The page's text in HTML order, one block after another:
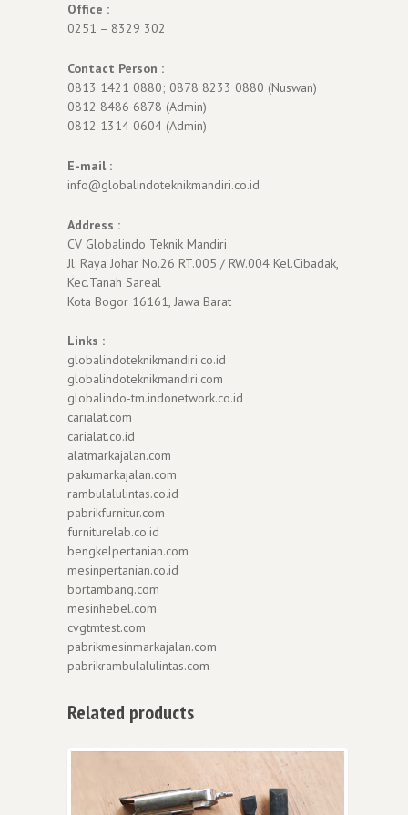
Office :
0251 – 8329 302
Contact Person :
0813 1421 0880; 0878 8233 0880 (Nuswan)
0812 8486 6878 (Admin)
0812 1314 0604 (Admin)
E-mail :
info@globalindoteknikmandiri.co.id
Address :
CV Globalindo Teknik Mandiri
Jl. Raya Johar No.26 RT.005 / RW.004 Kel.Cibadak,
Kec.Tanah Sareal
Kota Bogor 16161, Jawa Barat
Links :
globalindoteknikmandiri.co.id
globalindoteknikmandiri.com
globalindo-tm.indonetwork.co.id
carialat.com
carialat.co.id
alatmarkajalan.com
pakumarkajalan.com
rambulalulintas.co.id
pabrikfurnitur.com
furniturelab.co.id
bengkelpertanian.com
mesinpertanian.co.id
bortambang.com
mesinhebel.com
cvgtmtest.com
pabrikmesinmarkajalan.com
pabrikrambulalulintas.com
Related products